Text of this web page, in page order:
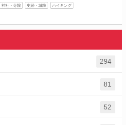
神社・寺院 史跡・城跡 ハイキング
294
81
52